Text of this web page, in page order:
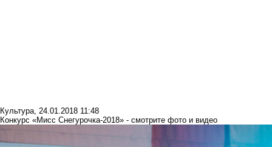
Культура, 24.01.2018 11:48
Конкурс «Мисс Снегурочка-2018» - смотрите фото и видео